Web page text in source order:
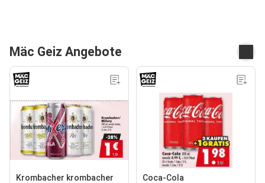
Mäc Geiz Angebote
Krombacher krombacher Coca-Cola